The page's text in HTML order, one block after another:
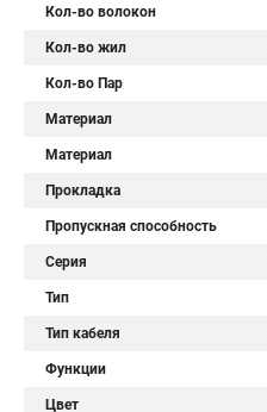
Кол-во волокон
Кол-во жил
Кол-во Пар
Материал
Материал
Прокладка
Пропускная способность
Серия
Тип
Тип кабеля
Функции
Цвет